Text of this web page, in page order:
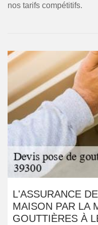
nos tarifs compétitifs.
L'ASSURANCE
MAISON PAR LA
GOUTTIÈRES À